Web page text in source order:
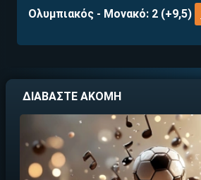
Ολυμπιακός - Μονακό: 2 (+9,5)
ΔΙΑΒΑΣΤΕ ΑΚΟΜΗ
↪ΠΑΙΞΕ
ΕΕΕΠ |